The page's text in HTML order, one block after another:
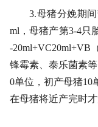
3.母猪分娩期
ml，母猪产第3-4只
-20ml+VC20ml+VB
锋霉素、泰乐菌素
0单位，初产母猪10
在母猪将近产完时才